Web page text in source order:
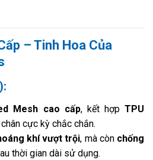
– Tinh Hoa Của
Mesh cao cấp, kết hợpTPU
cực kỳ chắc chắn.
khí vượt trội, mà còn chống
thời gian dài sử dụng.